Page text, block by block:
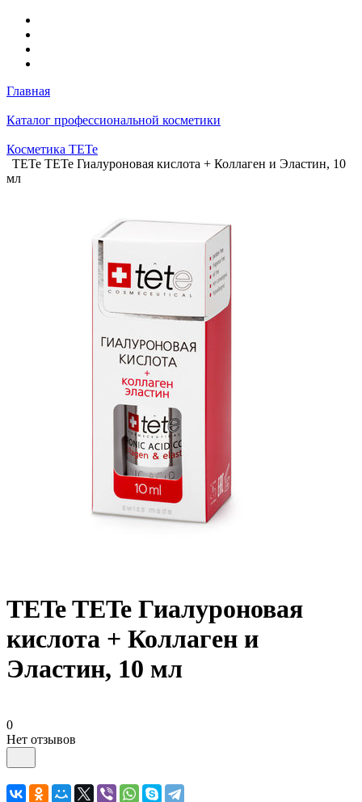
Главная
Каталог профессиональной косметики
Косметика TETe
TETe TETe Гиалуроновая кислота + Коллаген и Эластин, 10
мл
TETe TETe Гиалуроновая
кислота + Коллаген и
Эластин, 10 мл
0
Нет отзывов